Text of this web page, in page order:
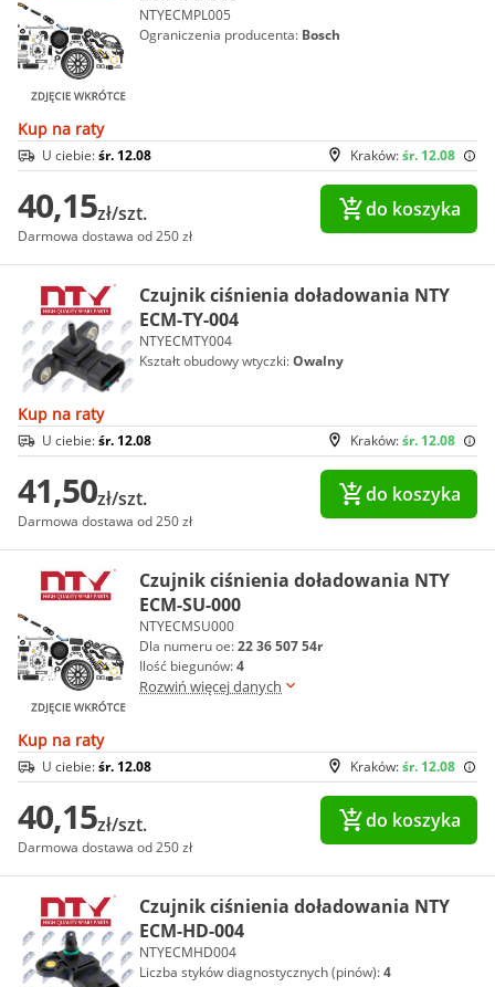
NTYECMPL005
Ograniczenia producenta: Bosch
Kup na raty
Kraków:śr. 12.08
U ciebie:śr. 12.08
40,15zł/szt.
Darmowa dostawa od 250 zł
do koszyka
Czujnik ciśnienia doładowania NTY
ECM-TY-004
NTYECMTY004
Kształt obudowy wtyczki:Owalny
Kup na raty
Kraków:śr. 12.08
U ciebie:śr. 12.08
41,50zł/szt.
Darmowa dostawa od 250 zł
do koszyka
Czujnik ciśnienia doładowania NTY
ECM-SU-000
NTYECMSU000
Dla numeru oe:22 36 507 54r
Ilość biegunów:4
Rozwiń więcej danych
Kup na raty
Kraków:śr. 12.08
U ciebie:śr. 12.08
40,15zł/szt.
Darmowa dostawa od 250 zł
do koszyka
Czujnik ciśnienia doładowania NTY
ECM-HD-004
NTYECMHD004
Liczba styków diagnostycznych (pinów):4